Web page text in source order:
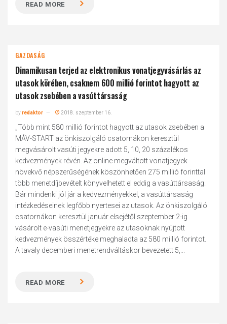
READ MORE
GAZDASÁG
Dinamikusan terjed az elektronikus vonatjegyvásárlás az
utasok körében, csaknem 600 millió forintot hagyott az
utasok zsebében a vasúttársaság
byredaktor 2018. szeptember 16.
„Több mint 580 millió forintot hagyott az utasok zsebében a
MÁV-START az önkiszolgáló csatornákon keresztül
megvásárolt vasúti jegyekre adott 5, 10, 20 százalékos
kedvezmények révén. Az online megváltott vonatjegyek
növekvő népszerűségének köszönhetően 275 millió forinttal
több menetdíjbevételt könyvelhetett el eddig a vasúttársaság.
Bár mindenki jól jár a kedvezményekkel, a vasúttársaság
intézkedéseinek legfőbb nyertesei az utasok. Az önkiszolgáló
csatornákon keresztül január elsejétől szeptember 2-ig
vásárolt e-vasúti menetjegyekre az utasoknak nyújtott
kedvezmények összértéke meghaladta az 580 millió forintot.
A tavaly decemberi menetrendváltáskor bevezetett 5,...
READ MORE